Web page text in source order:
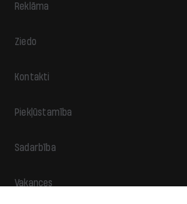
Reklāma
Ziedo
Kontakti
Piekļūstamība
Sadarbība
Vakances